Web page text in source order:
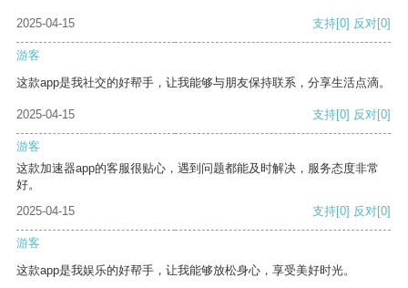
2025-04-15 支持[0] 反对[0]
游客
这款app是我社交的好帮手，让我能够与朋友保持联系，分享生活点滴。
2025-04-15 支持[0] 反对[0]
游客
这款加速器app的客服很贴心，遇到问题都能及时解决，服务态度非常
好。
2025-04-15
支持[0] 反对[0]
游客
这款app是我娱乐的好帮手，让我能够放松身心，享受美好时光。